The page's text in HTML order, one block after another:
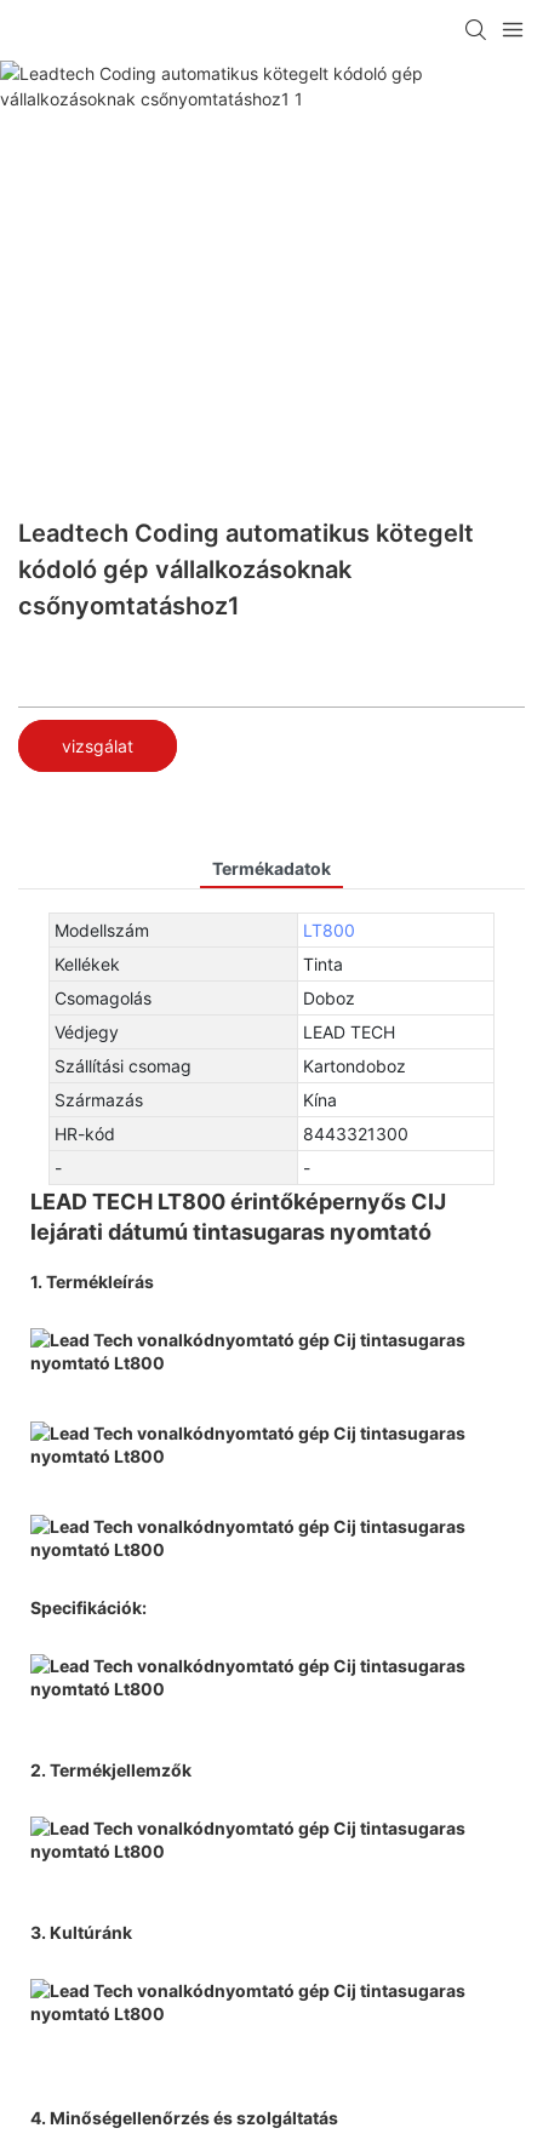
Leadtech Coding automatikus kötegelt
kódoló gép vállalkozásoknak
csőnyomtatáshoz1
vizsgálat
Termékadatok
Modellszám
LT800
Kellékek
Tinta
Csomagolás
Doboz
Védjegy
LEAD TECH
Szállítási csomag
Kartondoboz
Származás
Kína
HR-kód
8443321300
-
-
LEAD TECH LT800 érintőképernyős CIJ
lejárati dátumú tintasugaras nyomtató
1. Termékleírás
Specifikációk:
2. Termékjellemzők
3. Kultúránk
4. Minőségellenőrzés és szolgáltatás